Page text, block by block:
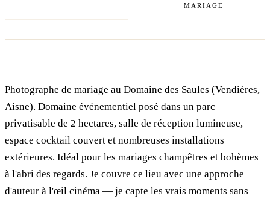
MARIAGE
Photographe de mariage au Domaine des Saules (Vendières,
Aisne). Domaine événementiel posé dans un parc
privatisable de 2 hectares, salle de réception lumineuse,
espace cocktail couvert et nombreuses installations
extérieures. Idéal pour les mariages champêtres et bohèmes
à l'abri des regards. Je couvre ce lieu avec une approche
d'auteur à l'œil cinéma — je capte les vrais moments sans